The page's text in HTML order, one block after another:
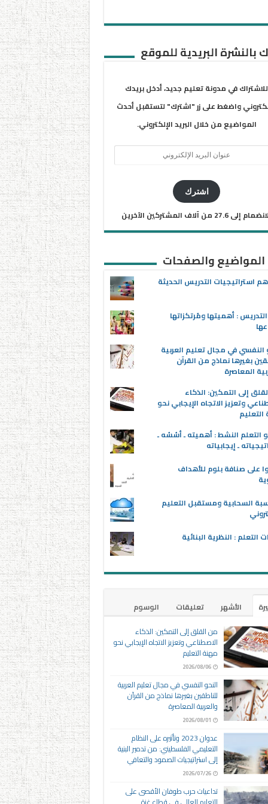
بالنشرة البريدية للموقع
للاشتراك في مدونة تعليم جديد، أدخل بريدك
واضغط على زر "اشترك" لتستقبل أحدث
المواضيع من خلال البريد الإلكتروني.
اشترك
إلى 27.6 من آلاف المشتركين الآخرين
المواضيع والصفحات
استراتيجيات التدريس الحديثة
: أهميتها ومُرتكزاتها
النفسي في مجال تعليم العربية
بغيرها نماذج من القرآن
المعاصرة
إلى التمكين: الذكاء
وتعزيز الاتجاه الإيجابي نحو
التعلم النشط : أهميته ـ أسُسُه ـ
ـ إيجابياته
على صنافة بلوم للأهداف
السحابية ومستقبل التعليم
التعلم : النظرية البنائية
الأشهر تعليقات
الوسوم
من القلق إلى التمكين: الذكاء
الاصطناعي وتعزيز الاتجاه الإيجابي نحو
مهنة التعليم
2026/08/06
النحو النفسي في مجال تعليم العربية
للناطقين بغيرها نماذج من القرآن
والعربية المعاصرة
2026/08/01
عدوان 2023 وتأثيره على النظام
التعليمي الفلسطيني: من تدمير البنية
إلى استراتيجيات الصمود والتعافي
2026/07/26
تداعيات حرب طوفان الأقصى على